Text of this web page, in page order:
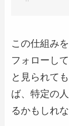
この仕組み
フォローし
と見られて
ば、特定の
るかもしれ